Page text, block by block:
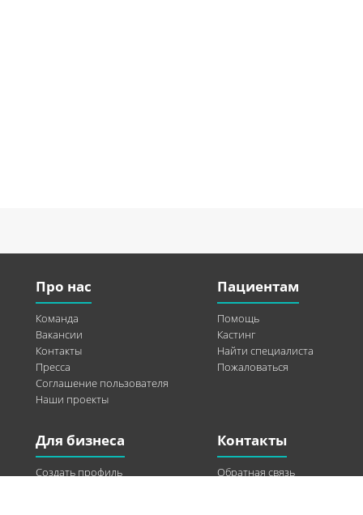
Про нас
Команда
Вакансии
Контакты
Пресса
Соглашение пользователя
Наши проекты
Пациентам
Помощь
Кастинг
Найти специалиста
Пожаловаться
Для бизнеса
Создать профиль
Контакты
Обратная связь